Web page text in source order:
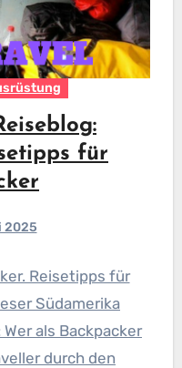
für
2025
Reisetipps für
Südamerika
als Backpacker
durch den